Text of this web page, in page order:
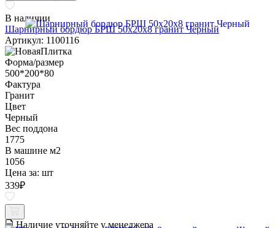
В наличии
Шарнирный бордюр БРШ 50х20х8 гранит Черный
Артикул: 1100116
Форма/размер
500*200*80
Фактура
Гранит
Цвет
Черный
Вес поддона
1775
В машине м2
1056
Цена за: шт
339₽
Наличие уточняйте у менеджера